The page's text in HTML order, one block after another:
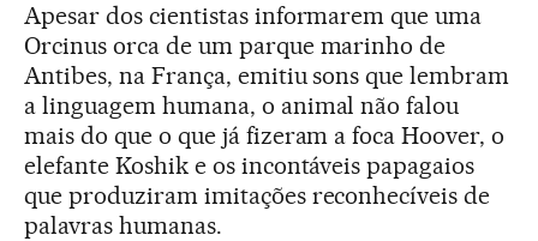
Apesar dos cientistas informarem que uma
Orcinus orca de um parque marinho de
Antibes, na França, emitiu sons que lembram
a linguagem humana, o animal não falou
mais do que o que já fizeram a foca Hoover, o
elefante Koshik e os incontáveis papagaios
que produziram imitações reconhecíveis de
palavras humanas.